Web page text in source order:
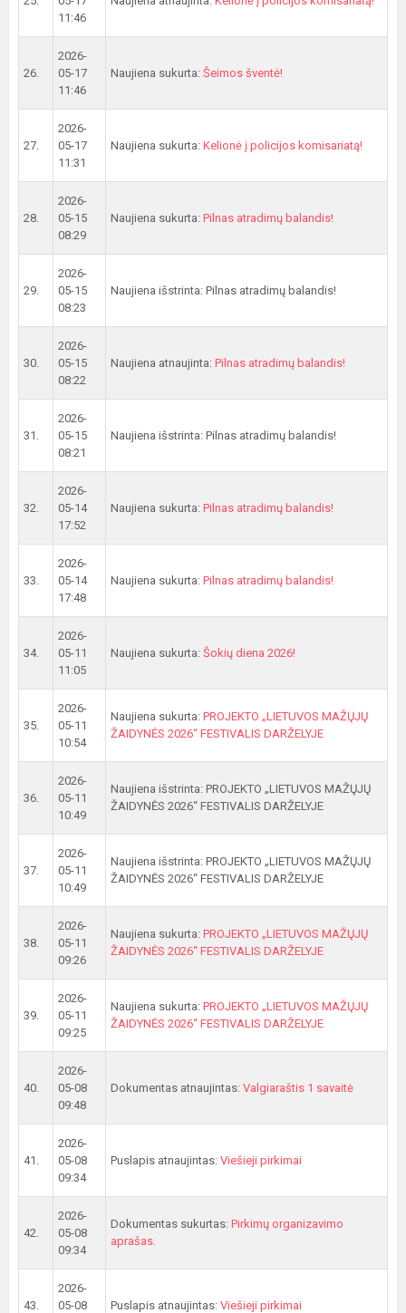
11:46
26.
2026-
05-17
11:46
Naujiena sukurta: Šeimos šventė!
27.
2026-
05-17
11:31
Naujiena sukurta: Kelionė į policijos komisariatą!
28.
2026-
05-15
08:29
Naujiena sukurta: Pilnas atradimų balandis!
29.
2026-
05-15
08:23
Naujiena išstrinta: Pilnas atradimų balandis!
30.
2026-
05-15
08:22
Naujiena atnaujinta: Pilnas atradimų balandis!
31.
2026-
05-15
08:21
Naujiena išstrinta: Pilnas atradimų balandis!
32.
2026-
05-14
17:52
Naujiena sukurta: Pilnas atradimų balandis!
33.
2026-
05-14
17:48
Naujiena sukurta: Pilnas atradimų balandis!
34.
2026-
05-11
11:05
Naujiena sukurta: Šokių diena 2026!
35.
2026-
05-11
10:54
Naujiena sukurta: PROJEKTO „LIETUVOS MAŽŲJŲ
ŽAIDYNĖS 2026“ FESTIVALIS DARŽELYJE
36.
2026-
05-11
10:49
Naujiena išstrinta: PROJEKTO „LIETUVOS MAŽŲJŲ
ŽAIDYNĖS 2026“ FESTIVALIS DARŽELYJE
37.
2026-
05-11
10:49
Naujiena išstrinta: PROJEKTO „LIETUVOS MAŽŲJŲ
ŽAIDYNĖS 2026“ FESTIVALIS DARŽELYJE
38.
2026-
05-11
09:26
Naujiena sukurta: PROJEKTO „LIETUVOS MAŽŲJŲ
ŽAIDYNĖS 2026“ FESTIVALIS DARŽELYJE
39.
2026-
05-11
09:25
Naujiena sukurta: PROJEKTO „LIETUVOS MAŽŲJŲ
ŽAIDYNĖS 2026“ FESTIVALIS DARŽELYJE
40.
2026-
05-08
09:48
Dokumentas atnaujintas: Valgiaraštis 1 savaitė
41.
2026-
05-08
09:34
Puslapis atnaujintas: Viešieji pirkimai
42.
2026-
05-08
09:34
Dokumentas sukurtas: Pirkimų organizavimo
aprašas.
43.
2026-
05-08
Puslapis atnaujintas: Viešieji pirkimai